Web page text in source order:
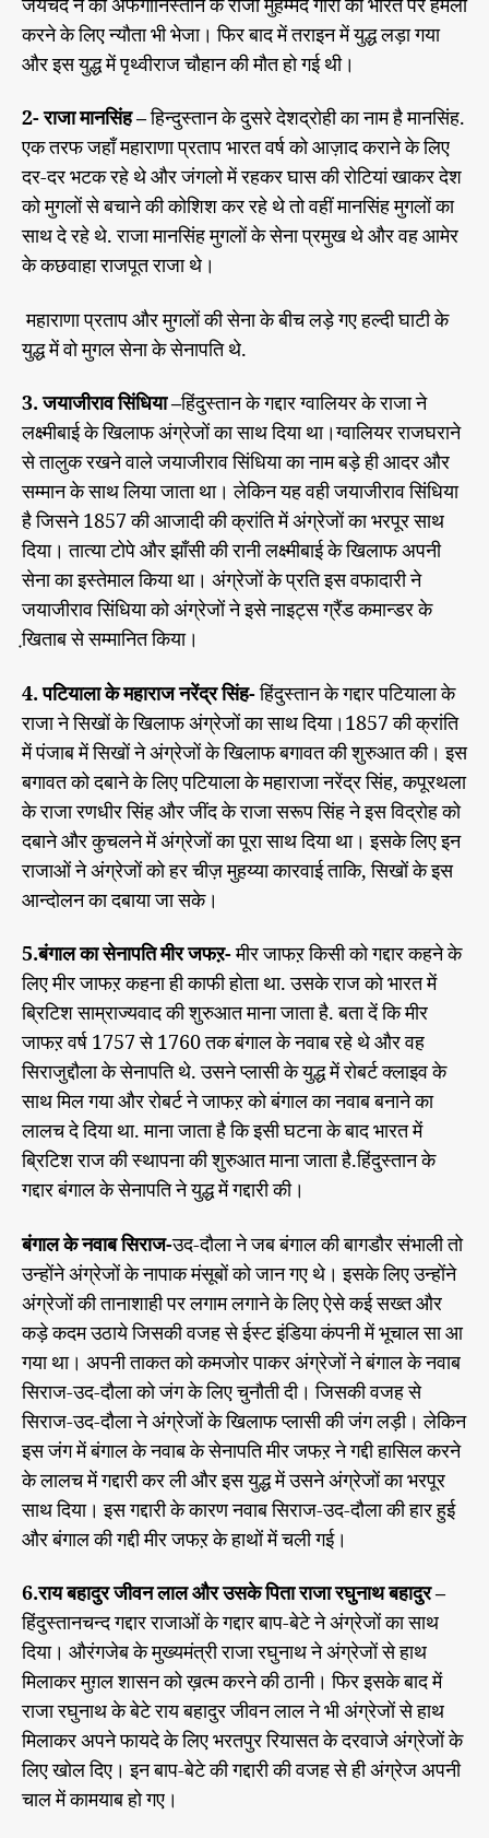
जयचंद ने को अफगानिस्तान के राजा मुहम्मद गोरी को भारत पर हमला
करने के लिए न्यौता भी भेजा। फिर बाद में तराइन में युद्ध लड़ा गया
और इस युद्ध में पृथ्वीराज चौहान की मौत हो गई थी।
2- राजा मानसिंह –हिन्दुस्तान के दुसरे देशद्रोही का नाम है मानसिंह.
एक तरफ जहाँ महाराणा प्रताप भारत वर्ष को आज़ाद कराने के लिए
दर-दर भटक रहे थे और जंगलो में रहकर घास की रोटियां खाकर देश
को मुगलों से बचाने की कोशिश कर रहे थे तो वहीं मानसिंह मुगलों का
साथ दे रहे थे. राजा मानसिंह मुगलों के सेना प्रमुख थे और वह आमेर
के कछवाहा राजपूत राजा थे।
महाराणा प्रताप और मुगलों की सेना के बीच लड़े गए हल्दी घाटी के
युद्ध में वो मुगल सेना के सेनापति थे.
3. जयाजीराव सिंधिया –हिंदुस्तान के गद्दार ग्वालियर के राजा ने
लक्ष्मीबाई के खिलाफ अंग्रेजों का साथ दिया था।ग्वालियर राजघराने
से तालुक रखने वाले जयाजीराव सिंधिया का नाम बड़े ही आदर और
सम्मान के साथ लिया जाता था। लेकिन यह वही जयाजीराव सिंधिया
है जिसने 1857 की आजादी की क्रांति में अंग्रेजों का भरपूर साथ
दिया। तात्या टोपे और झाँसी की रानी लक्ष्मीबाई के खिलाफ अपनी
सेना का इस्तेमाल किया था। अंग्रेजों के प्रति इस वफादारी ने
जयाजीराव सिंधिया को अंग्रेजों ने इसे नाइट्स ग्रैंड कमान्डर के
खि़ताब से सम्मानित किया।
4. पटियाला के महाराज नरेंद्र सिंह-हिंदुस्तान के गद्दार पटियाला के
राजा ने सिखों के खिलाफ अंग्रेजों का साथ दिया।1857 की क्रांति
में पंजाब में सिखों ने अंग्रेजों के खिलाफ बगावत की शुरुआत की। इस
बगावत को दबाने के लिए पटियाला के महाराजा नरेंद्र सिंह, कपूरथला
के राजा रणधीर सिंह और जींद के राजा सरूप सिंह ने इस विद्रोह को
दबाने और कुचलने में अंग्रेजों का पूरा साथ दिया था। इसके लिए इन
राजाओं ने अंग्रेजों को हर चीज़ मुहय्या कारवाई ताकि, सिखों के इस
आन्दोलन का दबाया जा सके।
5.बंगाल का सेनापति मीर जफऱ-मीर जाफऱ किसी को गद्दार कहने के
लिए मीर जाफऱ कहना ही काफी होता था. उसके राज को भारत में
ब्रिटिश साम्राज्यवाद की शुरुआत माना जाता है. बता दें कि मीर
जाफऱ वर्ष 1757 से 1760 तक बंगाल के नवाब रहे थे और वह
सिराजुद्दौला के सेनापति थे. उसने प्लासी के युद्ध में रोबर्ट क्लाइव के
साथ मिल गया और रोबर्ट ने जाफऱ को बंगाल का नवाब बनाने का
लालच दे दिया था. माना जाता है कि इसी घटना के बाद भारत में
ब्रिटिश राज की स्थापना की शुरुआत माना जाता है.हिंदुस्तान के
गद्दार बंगाल के सेनापति ने युद्ध में गद्दारी की।
बंगाल के नवाब सिराज-उद-दौला ने जब बंगाल की बागडौर संभाली तो
उन्होंने अंग्रेजों के नापाक मंसूबों को जान गए थे। इसके लिए उन्होंने
अंग्रेजों की तानाशाही पर लगाम लगाने के लिए ऐसे कई सख्त और
कड़े कदम उठाये जिसकी वजह से ईस्ट इंडिया कंपनी में भूचाल सा आ
गया था। अपनी ताकत को कमजोर पाकर अंग्रेजों ने बंगाल के नवाब
सिराज-उद-दौला को जंग के लिए चुनौती दी। जिसकी वजह से
सिराज-उद-दौला ने अंग्रेजों के खिलाफ प्लासी की जंग लड़ी। लेकिन
इस जंग में बंगाल के नवाब के सेनापति मीर जफऱ ने गद्दी हासिल करने
के लालच में गद्दारी कर ली और इस युद्ध में उसने अंग्रेजों का भरपूर
साथ दिया। इस गद्दारी के कारण नवाब सिराज-उद-दौला की हार हुई
और बंगाल की गद्दी मीर जफऱ के हाथों में चली गई।
6.राय बहादुर जीवन लाल और उसके पिता राजा रघुनाथ बहादुर –
हिंदुस्तानचन्द गद्दार राजाओं के गद्दार बाप-बेटे ने अंग्रेजों का साथ
दिया। औरंगजेब के मुख्यमंत्री राजा रघुनाथ ने अंग्रेजों से हाथ
मिलाकर मुग़ल शासन को ख़त्म करने की ठानी। फिर इसके बाद में
राजा रघुनाथ के बेटे राय बहादुर जीवन लाल ने भी अंग्रेजों से हाथ
मिलाकर अपने फायदे के लिए भरतपुर रियासत के दरवाजे अंग्रेजों के
लिए खोल दिए। इन बाप-बेटे की गद्दारी की वजह से ही अंग्रेज अपनी
चाल में कामयाब हो गए।